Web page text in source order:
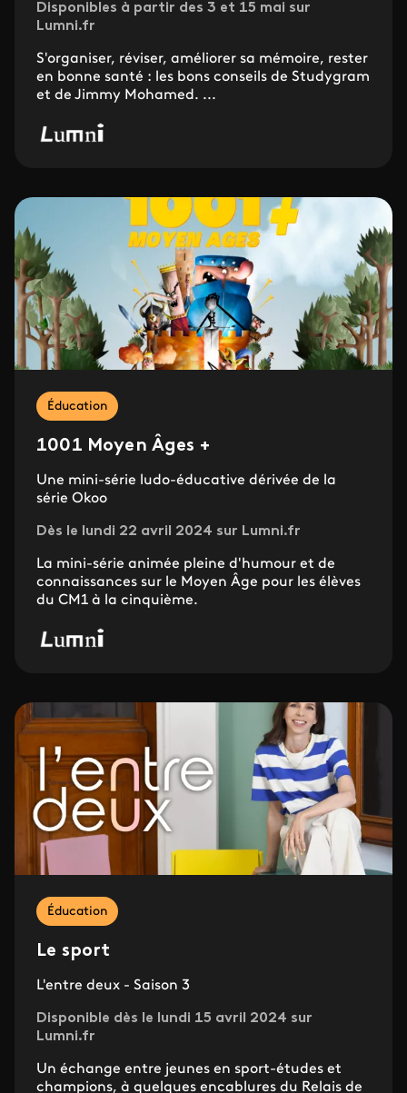
Disponibles à partir des 3 et 15 mai sur
Lumni.fr
S'organiser, réviser, améliorer sa mémoire, rester
en bonne santé : les bons conseils de Studygram
et de Jimmy Mohamed. ...
Éducation
1001 Moyen Âges +
Une mini-série ludo-éducative dérivée de la
série Okoo
Dès le lundi 22 avril 2024 sur Lumni.fr
La mini-série animée pleine d'humour et de
connaissances sur le Moyen Âge pour les élèves
du CM1 à la cinquième.
Éducation
Le sport
L'entre deux - Saison 3
Disponible dès le lundi 15 avril 2024 sur
Lumni.fr
Un échange entre jeunes en sport-études et
champions, à quelques encablures du Relais de